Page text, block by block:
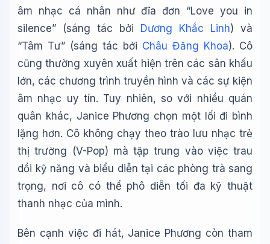
âm nhạc cá nhân như đĩa đơn “Love you in
silence” (sáng tác bởi Dương Khắc Linh) và
“Tâm Tư” (sáng tác bởi Châu Đăng Khoa). Cô
cũng thường xuyên xuất hiện trên các sân khấu
lớn, các chương trình truyền hình và các sự kiện
âm nhạc uy tín. Tuy nhiên, so với nhiều quán
quân khác, Janice Phương chọn một lối đi bình
lặng hơn. Cô không chạy theo trào lưu nhạc trẻ
thị trường (V-Pop) mà tập trung vào việc trau
dồi kỹ năng và biểu diễn tại các phòng trà sang
trọng, nơi cô có thể phô diễn tối đa kỹ thuật
thanh nhạc của mình.
Bên cạnh việc đi hát, Janice Phương còn tham